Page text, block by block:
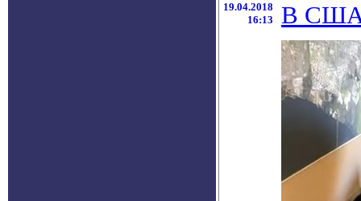
19.04.2018
16:13
В США